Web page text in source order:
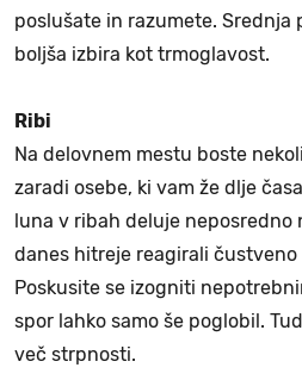
poslušate in razumete. Srednja
boljša izbira kot trmoglavost.
Ribi
Na delovnem mestu boste
zaradi osebe, ki vam že dlje
luna v ribah deluje neposredno
danes hitreje reagirali čustveno
Poskusite se izogniti
spor lahko samo še poglobil.
več strpnosti.